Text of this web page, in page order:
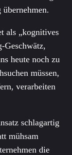
als „kognitives
Geschwätz,
heute noch zu
müssen,
verarbeiten
schlagartig
mühsam
die